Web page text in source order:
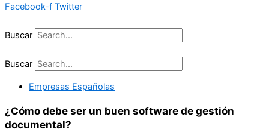
Facebook-f Twitter
Buscar
Buscar
Empresas Españolas
¿Cómo debe ser un buen software de gestión
documental?